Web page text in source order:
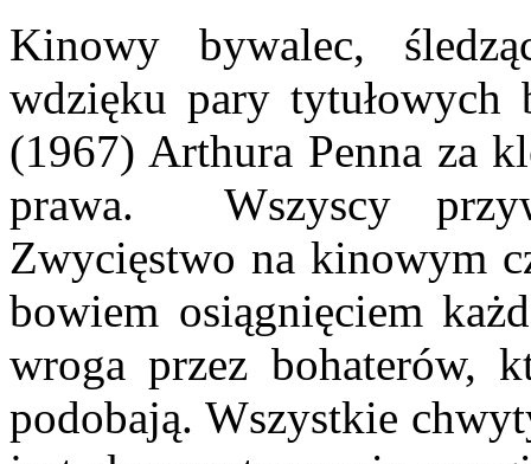
Kinowy bywalec,
wdzięku pary tytułowych
(1967) Arthura Penna za
prawa. Wszyscy
Zwycięstwo na kinowym
bowiem osiągnięciem
wroga przez bohaterów,
podobają. Wszystkie